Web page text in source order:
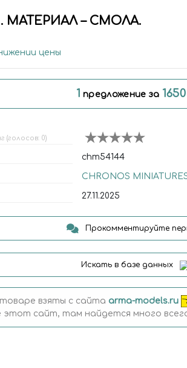
МАТЕРИАЛ – СМОЛА.
цены
1 предложение за 1650
0)
chm54144
CHRONOS
27.11.2025
Прокомментируйте
Искать в базе данных
взяты с сайта arma-models.ru
этот сайт, там найдется много